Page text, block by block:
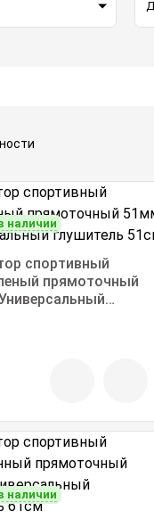
наличии
спортивный
прямоточный
наличии